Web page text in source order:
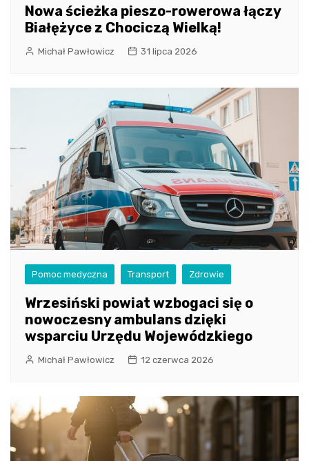
Nowa ścieżka pieszo-rowerowa łączy
Białężyce z Chociczą Wielką!
Michał Pawłowicz 31 lipca 2026
Pomoc medyczna Transport Zdrowie
Wrzesiński powiat wzbogaci się o
nowoczesny ambulans dzięki
wsparciu Urzędu Wojewódzkiego
Michał Pawłowicz 12 czerwca 2026